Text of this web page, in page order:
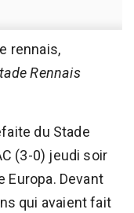
rennais,
Rennais
du Stade
(3-0) jeudi soir
Europa. Devant
qui avaient fait